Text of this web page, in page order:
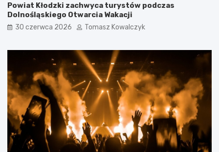
Powiat Kłodzki zachwyca turystów podczas
Dolnośląskiego Otwarcia Wakacji
30 czerwca 2026 Tomasz Kowalczyk